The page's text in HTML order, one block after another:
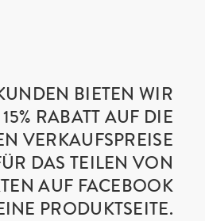
BIETEN WIR
15% RABATT AUF DIE
VERKAUFSPREISE
DAS TEILEN VON
AUF FACEBOOK
PRODUKTSEITE.